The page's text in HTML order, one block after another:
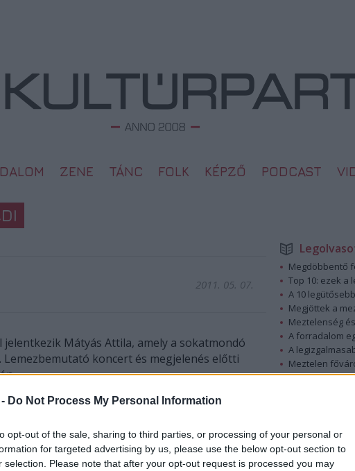
Do Not Process My Personal Information
opt-out of the sale, sharing to third parties, or processing of your personal or
for targeted advertising by us, please use the below opt-out section to
selection. Please note that after your opt-out request is processed you may
ZENE TÁNC FOLK KÉPZŐ PODCAST
2011. 05. 07.
Mátyás Attila, amely a sokatmondó
Lemezbemutató koncert és megjelenés előtti
és az Agnus Dei zenekarok énekes/gitáros
Mátyás Attila Band nevű csapatával lép fel.
A Föld és az Égcímmel, majd ezt követte 2007-
a legújabb lemez, azÚjra kezded.
Megdöbbentő
Top 10: ezek a
A 10
Megjöttek a
Meztelenség
A forradalom
A
Meztelen
Készülőben a
Nézd meg a
Hírlevél